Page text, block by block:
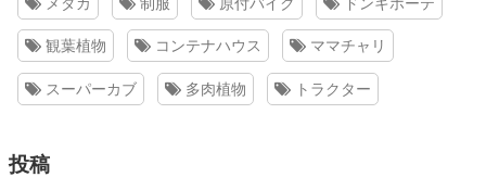
観葉植物 コンテナハウス ママチャリ
スーパーカブ 多肉植物 トラクター
投稿